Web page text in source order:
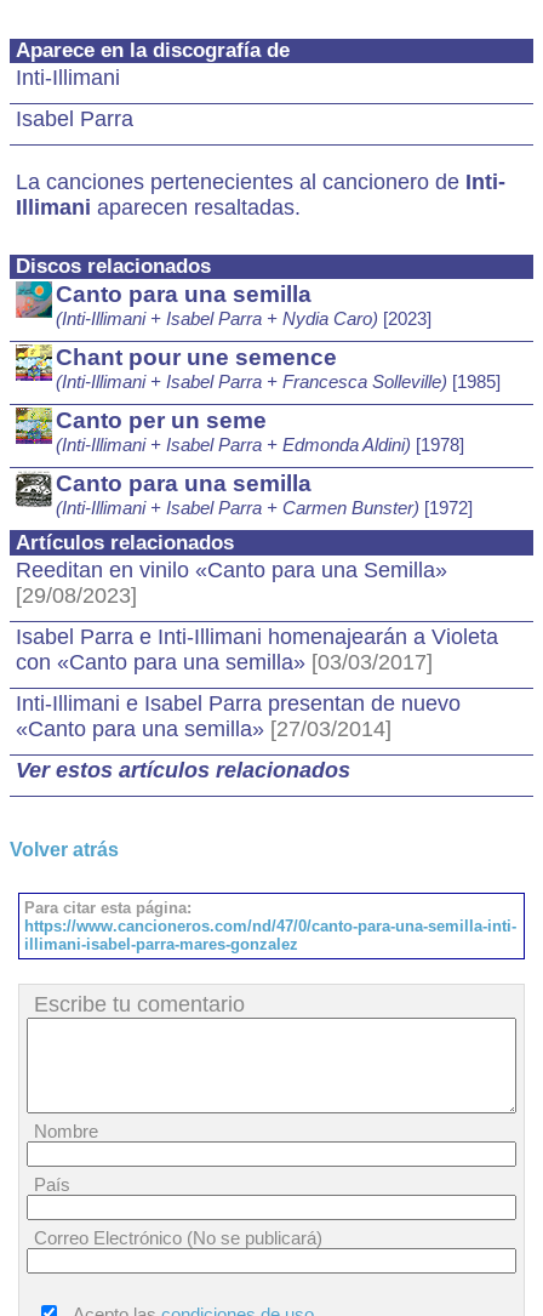
Aparece en la discografía de
Inti-Illimani
Isabel Parra
La canciones pertenecientes al cancionero de Inti-
Illimani aparecen resaltadas.
Discos relacionados
Canto para una semilla
(Inti-Illimani + Isabel Parra + Nydia Caro) [2023]
Chant pour une semence
(Inti-Illimani + Isabel Parra + Francesca Solleville) [1985]
Canto per un seme
(Inti-Illimani + Isabel Parra + Edmonda Aldini) [1978]
Canto para una semilla
(Inti-Illimani + Isabel Parra + Carmen Bunster) [1972]
Artículos relacionados
Reeditan en vinilo «Canto para una Semilla»
[29/08/2023]
Isabel Parra e Inti-Illimani homenajearán a Violeta
con «Canto para una semilla» [03/03/2017]
Inti-Illimani e Isabel Parra presentan de nuevo
«Canto para una semilla» [27/03/2014]
Ver estos artículos relacionados
Volver atrás
Para citar esta página:
https://www.cancioneros.com/nd/47/0/canto-para-una-semilla-inti-
illimani-isabel-parra-mares-gonzalez
Escribe tu comentario
Nombre
País
Correo Electrónico (No se publicará)